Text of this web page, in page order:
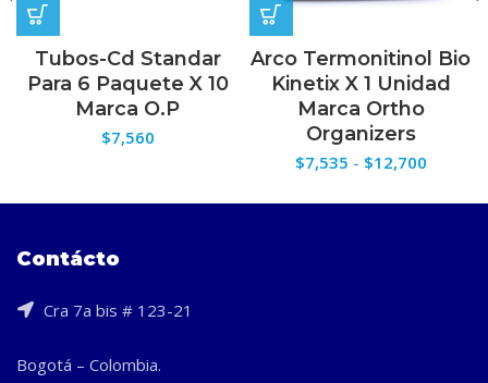
Tubos-Cd Standar
Para 6 Paquete X 10
Marca O.P
$7,560
Arco Termonitinol Bio
Kinetix X 1 Unidad
Marca Ortho
Organizers
$7,535 - $12,700Rango
precios:
Contácto
Cra 7a bis # 123-21
Bogotá – Colombia.